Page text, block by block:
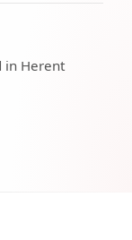
in Herent